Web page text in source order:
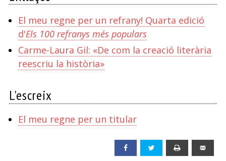
El meu regne per un refrany! Quarta edició
d'Els 100 refranys més populars
Carme-Laura Gil: «De com la creació literària
reescriu la història»
L'escreix
El meu regne per un titular
Facebook Twitter